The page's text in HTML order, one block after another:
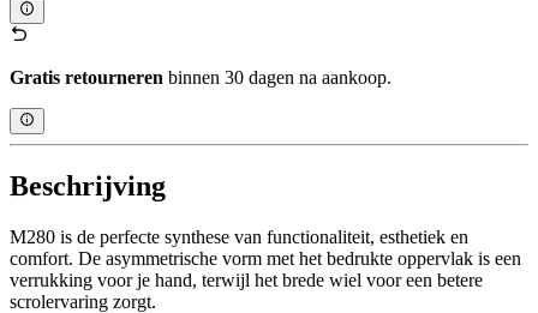
Gratis retourneren binnen 30 dagen na aankoop.
Beschrijving
M280 is de perfecte synthese van functionaliteit, esthetiek en
comfort. De asymmetrische vorm met het bedrukte oppervlak is een
verrukking voor je hand, terwijl het brede wiel voor een betere
scrolervaring zorgt.